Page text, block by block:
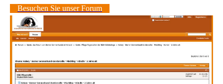
Besuchen Sie unser Forum